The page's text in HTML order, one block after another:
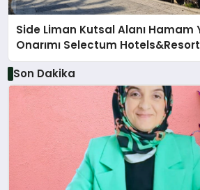
Side Liman Kutsal Alanı Hamam
Onarımı Selectum
Katkılarıyla Tamamlandı
Son Dakika